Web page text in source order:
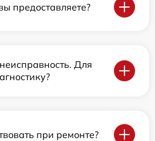
предоставляете?
Для
при ремонте?